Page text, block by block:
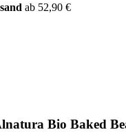
ab 52,90 €
Bio Baked